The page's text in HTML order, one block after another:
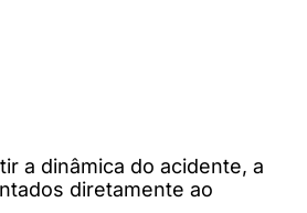
a dinâmica do acidente, a
diretamente ao